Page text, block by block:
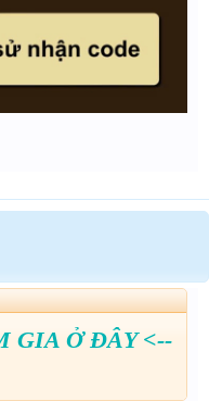
GIA Ở ĐÂY <--